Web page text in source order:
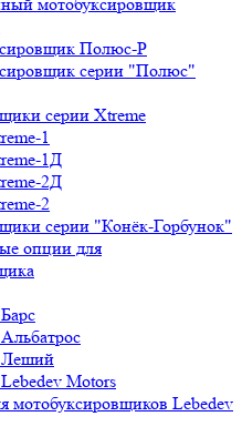
Полюс-Р
серии "Полюс"
серии Xtreme
1
1Д
2Д
2
серии "Конёк-Горбунок"
опции для
Леший
Motors
мотобуксировщиков Lebedev